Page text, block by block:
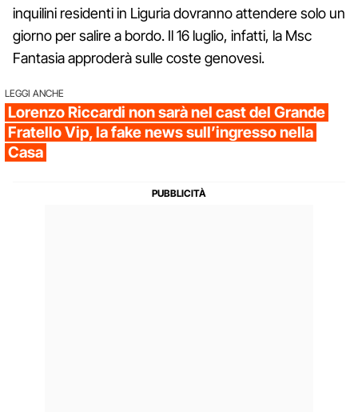
inquilini residenti in Liguria dovranno attendere solo un
giorno per salire a bordo. Il 16 luglio, infatti, la Msc
Fantasia approderà sulle coste genovesi.
LEGGI ANCHE
Lorenzo Riccardi non sarà nel cast del Grande
Fratello Vip, la fake news sull’ingresso nella
Casa